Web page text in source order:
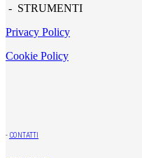
- STRUMENTI
Privacy Policy
Cookie Policy
- CONTATTI